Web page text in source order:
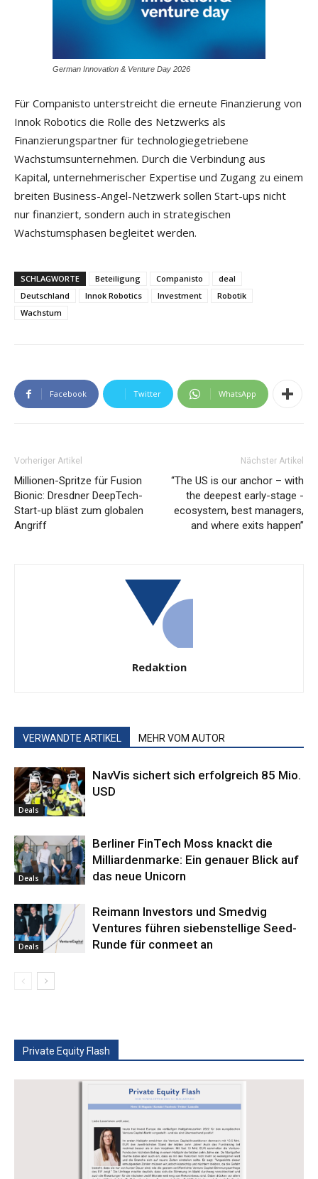
German Innovation & Venture Day 2026
Für Companisto unterstreicht die erneute Finanzierung von
Innok Robotics die Rolle des Netzwerks als
Finanzierungspartner für technologiegetriebene
Wachstumsunternehmen. Durch die Verbindung aus
Kapital, unternehmerischer Expertise und Zugang zu einem
breiten Business-Angel-Netzwerk sollen Start-ups nicht
nur finanziert, sondern auch in strategischen
Wachstumsphasen begleitet werden.
SCHLAGWORTE Beteiligung Companisto
deal
Deutschland
Innok Robotics Investment
Robotik
Wachstum
Facebook Twitter WhatsApp
Vorheriger Artikel
Millionen-Spritze für Fusion
Bionic: Dresdner DeepTech-
Start-up bläst zum globalen
Angriff
Nächster Artikel
“The US is our ­anchor – with
the ­deepest early-­stage ­
ecosystem, best ­managers,
and where exits happen”
Redaktion
VERWANDTE ARTIKEL MEHR VOM AUTOR
Deals
NavVis sichert sich erfolgreich 85 Mio.
USD
Deals
Berliner FinTech Moss knackt die
Milliardenmarke: Ein genauer Blick auf
das neue Unicorn
Deals
Reimann Investors und Smedvig
Ventures führen siebenstellige Seed-
Runde für conmeet an
Private Equity Flash